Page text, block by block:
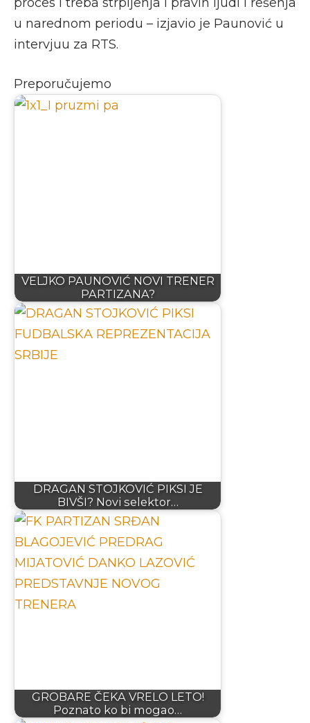
u narednom periodu – izjavio je Paunović u
intervjuu za RTS.
Preporučujemo
VELJKO PAUNOVIĆ NOVI TRENER
PARTIZANA?
DRAGAN STOJKOVIĆ PIKSI JE
BIVŠI? Novi selektor…
GROBARE ČEKA VRELO LETO!
Poznato ko bi mogao…